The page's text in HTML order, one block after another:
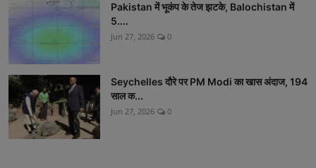
Pakistan में भूकंप के तेज झटके, Balochistan में
5....
Jun 27, 2026 0
Seychelles दौरे पर PM Modi का खास अंदाज, 194
साल क...
Jun 27, 2026 0